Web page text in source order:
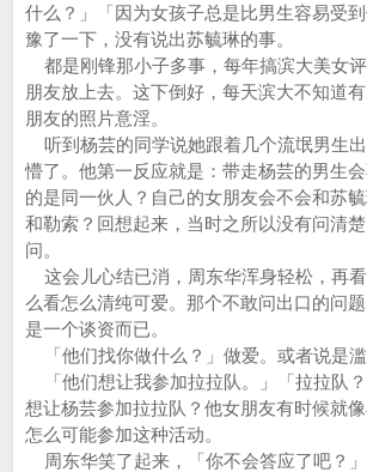
什么？」「因为女孩子总是比男生容易受
豫了一下，没有说出苏毓琳的事。
都是刚锋那小子多事，每年搞滨大美女
朋友放上去。这下倒好，每天滨大不知道
朋友的照片意淫。
听到杨芸的同学说她跟着几个流氓男生
懵了。他第一反应就是：带走杨芸的男生
的是同一伙人？自己的女朋友会不会和苏
和勒索？回想起来，当时之所以没有问清
问。
这会儿心结已消，周东华浑身轻松，再
么看怎么清纯可爱。那个不敢问出口的问
是一个谈资而已。
「他们找你做什么？」做爱。或者说是滥
「他们想让我参加拉拉队。」「拉拉队？
想让杨芸参加拉拉队？他女朋友有时候就
怎么可能参加这种活动。
周东华笑了起来，「你不会答应了吧？